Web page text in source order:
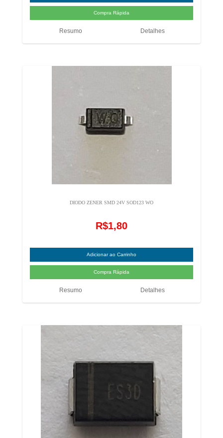
Resumo Detalhes
DIODO ZENER SMD 24V SOD123 WO
R$1,80
Resumo Detalhes